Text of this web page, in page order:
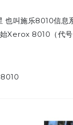
叫施乐8010信息
Xerox 8010（代